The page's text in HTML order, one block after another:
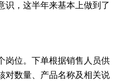
识，这半年来基本上做到了
位。下单根据销售人员供
对数量、产品名称及相关说